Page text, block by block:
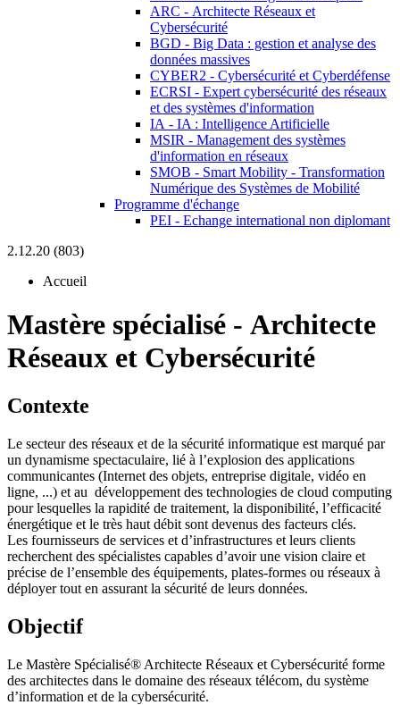
ARC - Architecte Réseaux et
Cybersécurité
BGD - Big Data : gestion et analyse des
données massives
CYBER2 - Cybersécurité et Cyberdéfense
ECRSI - Expert cybersécurité des réseaux
et des systèmes d'information
IA - IA : Intelligence Artificielle
MSIR - Management des systèmes
d'information en réseaux
SMOB - Smart Mobility - Transformation
Numérique des Systèmes de Mobilité
Programme d'échange
PEI - Echange international non diplomant
2.12.20 (803)
Accueil
Mastère spécialisé - Architecte
Réseaux et Cybersécurité
Contexte
Le secteur des réseaux et de la sécurité informatique est marqué par
un dynamisme spectaculaire, lié à l’explosion des applications
communicantes (Internet des objets, entreprise digitale, vidéo en
ligne, ...) et au développement des technologies de cloud computing
pour lesquelles la rapidité de traitement, la disponibilité, l’efficacité
énergétique et le très haut débit sont devenus des facteurs clés.
Les fournisseurs de services et d’infrastructures et leurs clients
recherchent des spécialistes capables d’avoir une vision claire et
précise de l’ensemble des équipements, plates-formes ou réseaux à
déployer tout en assurant la sécurité de leurs données.
Objectif
Le Mastère Spécialisé® Architecte Réseaux et Cybersécurité forme
des architectes dans le domaine des réseaux télécom, du système
d’information et de la cybersécurité.